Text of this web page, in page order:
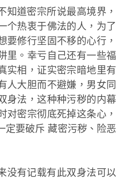
知道密宗所说最高境界，
个热衷于佛法的人，为了
要修行坚固不移的心行，
里。幸亏自己还有一些福
实相，证实密宗暗地里有
人大胆而不避嫌，男女同
身法，这种种污秽的内幕
对密宗彻底死掉这条心，
定要破斥 藏密污秽、险恶
没有记载有此双身法可以